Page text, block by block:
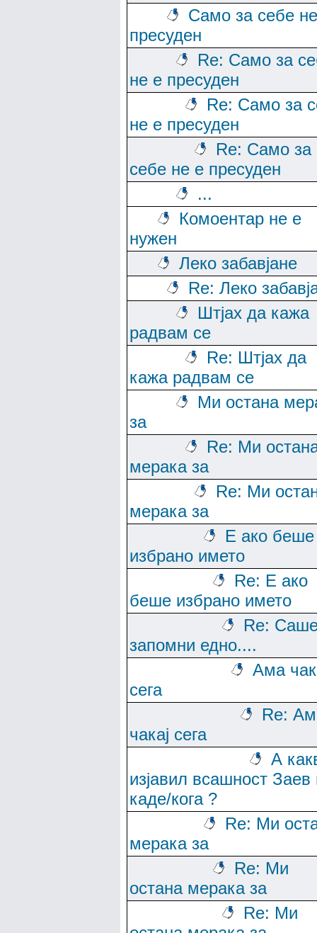
Само за себе
пресуден
Re: Само за
не е пресуден
Re: Само за
не е пресуден
Re: Само за
себе не е пресуден
...
Комоентар не е
нужен
Леко забавјане
Re: Леко
Штјах да кажа
радвам се
Re: Штјах да
кажа радвам се
Ми остана
за
Re: Ми
мерака за
Re: Ми
мерака за
Е ако беше
избрано името
Re: Е ако
беше избрано името
Re:
запомни едно....
Ама
сега
Re:
чакај сега
А
изјавил всашност Заев
каде/кога ?
Re: Ми
мерака за
Re: Ми
остана мерака за
Re: Ми